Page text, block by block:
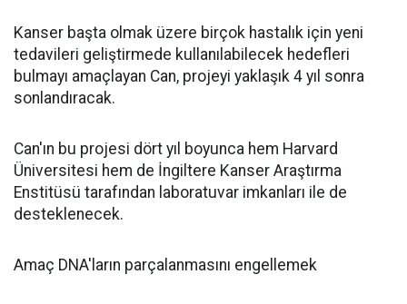
Kanser başta olmak üzere birçok hastalık için yeni
tedavileri geliştirmede kullanılabilecek hedefleri
bulmayı amaçlayan Can, projeyi yaklaşık 4 yıl sonra
sonlandıracak.
Can'ın bu projesi dört yıl boyunca hem Harvard
Üniversitesi hem de İngiltere Kanser Araştırma
Enstitüsü tarafından laboratuvar imkanları ile de
desteklenecek.
Amaç DNA'ların parçalanmasını engellemek